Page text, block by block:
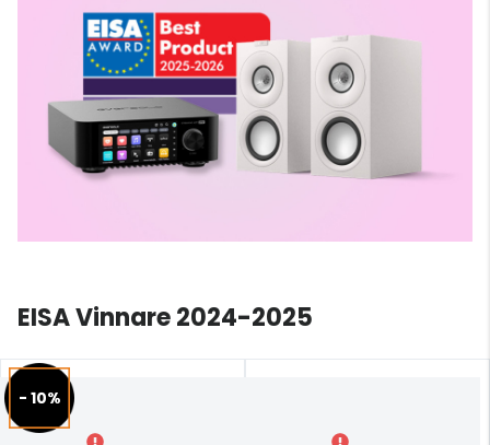
EISA Vinnare 2024-2025
- 10%